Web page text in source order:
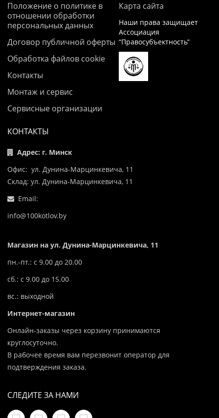
Положение о политике в
отношении обработки
персональных данных
Договор публичной оферты
Обработка файлов cookie
Контакты
Монтаж и сервис
Сервисные организации
Карта сайта
Наши права защищает
Ассоциация
“Правосубъектность”
КОНТАКТЫ
Адрес: г. Минск
Офис: ул. Дунина-Марцинкевича, 11
Склад: ул. Дунина-Марцинкевича, 11
Email:
info@100kotlov.by
Магазин на ул. Дунина-Марцинкевича, 11
пн.-пт.: с 9.00 до 20.00
сб.: с 9.00 до 15.00
вс.: выходной
Интернет-магазин
Онлайн-заказы через корзину принимаются
круглосуточно.
В рабочее время вам перезвонит оператор для
подтверждения заказа.
СЛЕДИТЕ ЗА НАМИ